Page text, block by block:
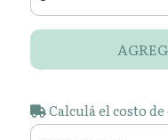
Calculá el costo de